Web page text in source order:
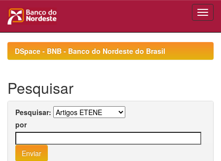
navigationDSpace - BNB - Banco do Nordeste do Brasil
Pesquisar
Pesquisar:
por